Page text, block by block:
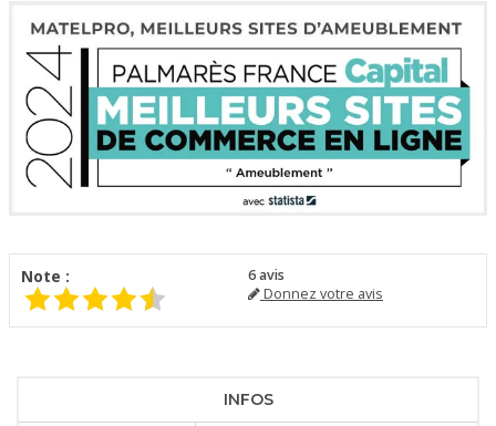
Note : 6avis
Donnez votre avis
INFOS